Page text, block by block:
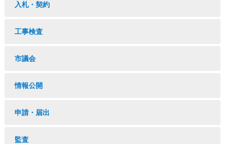
入札・契約
工事検査
市議会
情報公開
申請・届出
監査